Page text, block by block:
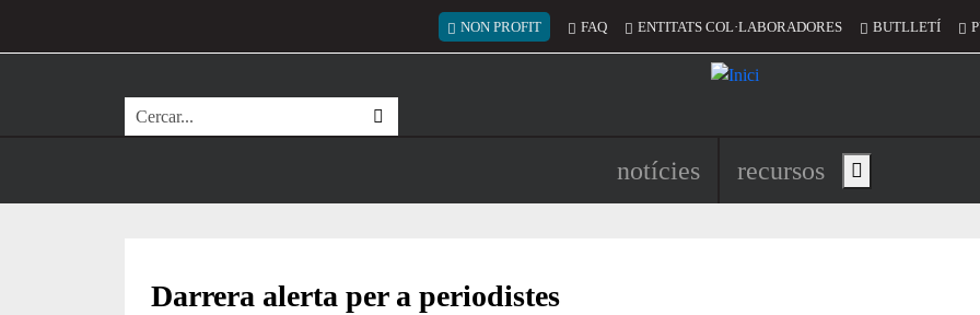
Menú del compte d'usuari
NON PROFIT FAQ ENTITATS COL·LABORADORES BUTLLETÍ
Cerca
Navegació principal de
notícies recursos Show main menu
Darrera alerta per a periodistes